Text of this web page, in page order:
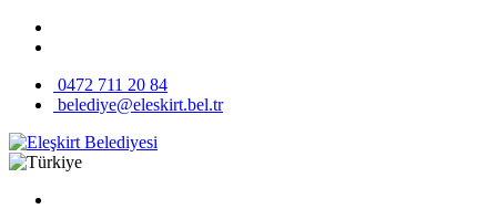
0472 711 20 84
belediye@eleskirt.bel.tr